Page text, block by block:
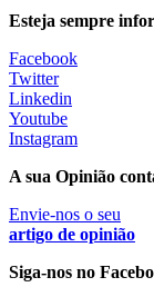
Quase 11.900
nutricionista no
7 Ago, 2026
ULS de Coimbra
apoio robótico em
7 Ago, 2026|0
Esteja sempre
Facebook
Twitter
Linkedin
Youtube
Instagram
A sua Opinião
Envie-nos o seu
artigo de opinião
Siga-nos no